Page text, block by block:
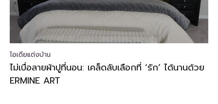
ไอเดียแต่งบ้าน
ไม่เบื่อลายผ้าปูที่นอน: เคล็ดลับเลือกที่ ‘รัก’ ได้นานด้วย
ERMINE ART